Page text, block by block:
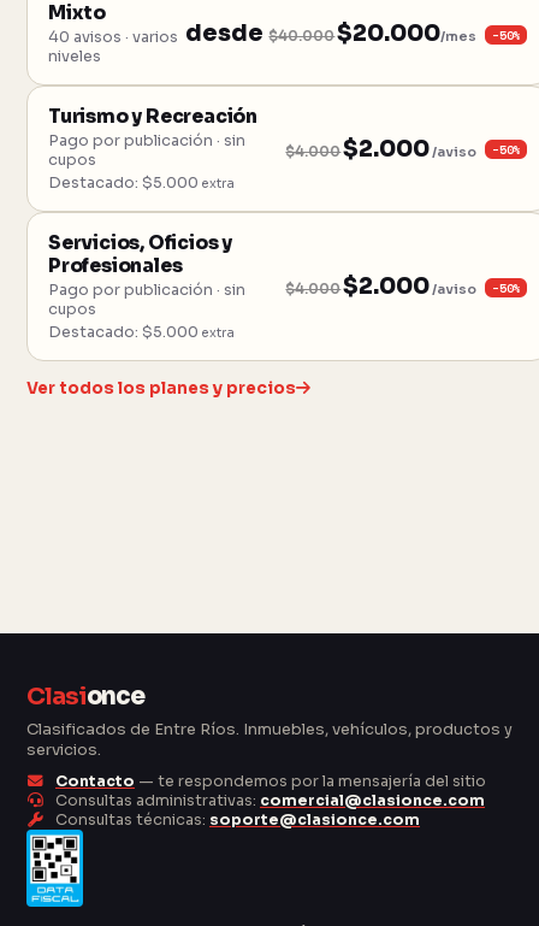
Mixto
40 avisos · varios
niveles
desde$40.000$20.000/mes −50%
Turismo y Recreación
Pago por publicación · sin
cupos
Destacado: $5.000 extra
$4.000$2.000 /aviso −50%
Servicios, Oficios y
Profesionales
Pago por publicación · sin
cupos
Destacado: $5.000 extra
$4.000$2.000/aviso −50%
Ver todos los planes y precios
Clasionce
Clasificados de Entre Ríos. Inmuebles, vehículos, productos y
servicios.
Contacto — te respondemos por la mensajería del sitio
Consultas administrativas: comercial@clasionce.com
Consultas técnicas: soporte@clasionce.com